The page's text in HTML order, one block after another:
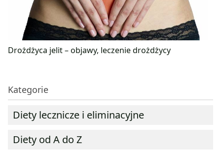
Drożdżyca jelit – objawy, leczenie drożdżycy
Kategorie
Diety lecznicze i eliminacyjne
Diety od A do Z